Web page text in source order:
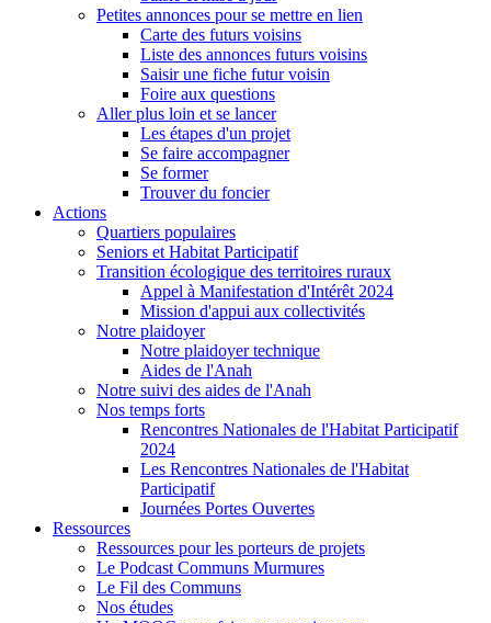
Petites annonces pour se mettre en lien
Carte des futurs voisins
Liste des annonces futurs voisins
Saisir une fiche futur voisin
Foire aux questions
Aller plus loin et se lancer
Les étapes d'un projet
Se faire accompagner
Se former
Trouver du foncier
Actions
Quartiers populaires
Seniors et Habitat Participatif
Transition écologique des territoires ruraux
Appel à Manifestation d'Intérêt 2024
Mission d'appui aux collectivités
Notre plaidoyer
Notre plaidoyer technique
Aides de l'Anah
Notre suivi des aides de l'Anah
Nos temps forts
Rencontres Nationales de l'Habitat Participatif
2024
Les Rencontres Nationales de l'Habitat
Participatif
Journées Portes Ouvertes
Ressources
Ressources pour les porteurs de projets
Le Podcast Communs Murmures
Le Fil des Communs
Nos études